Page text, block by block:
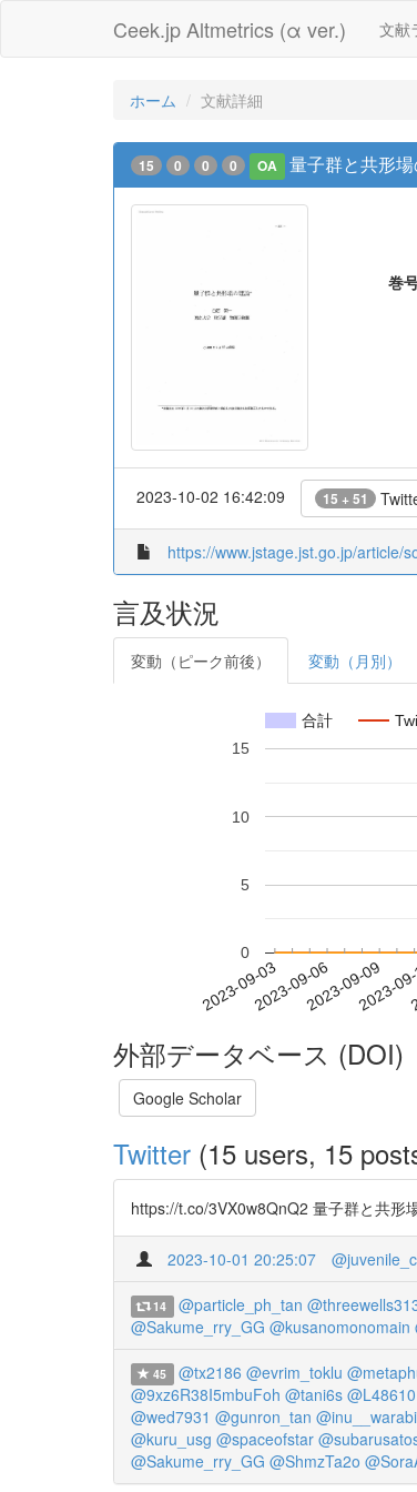
Ceek.jp Altmetrics (α ver.) 文献
ホーム 文献詳細
15 0 0 0 OA 量子群と共形
巻
2023-10-02 16:42:09 15 + 51
https://www.jstage.jst.go.jp/article/
言及状況
変動（ピーク前後） 変動（月別）
合計
2023-09-032023-09-062023-09-09
2023-
0
5
10
15
外部データベース (DOI)
Google Scholar
Twitter (15 users, 15
https://t.co/3VX0w8QnQ2 量子群と共形
2023-10-01 20:25:07
14 @particle_ph_tan
@Sakume_rry_GG @kusanomonomain
45 @tx2186 @evrim_toklu
@9xz6R38I5mbuFoh @tani6s @L48610
@wed7931 @gunron_tan @inu__warabi
@kuru_usg @spaceofstar
@Sakume_rry_GG @ShmzTa2o